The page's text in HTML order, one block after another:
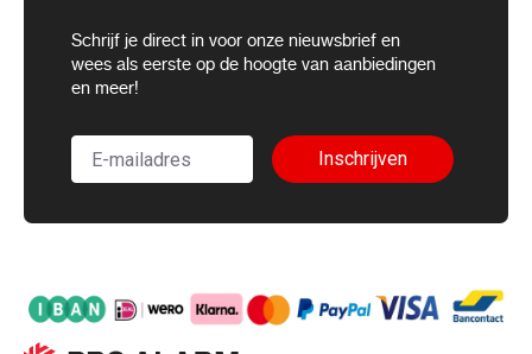
Schrijf je direct in voor onze nieuwsbrief en
wees als eerste op de hoogte van aanbiedingen
en meer!
Inschrijven